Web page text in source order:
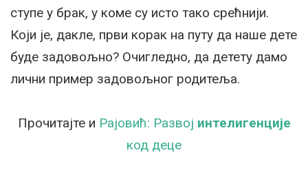
ступе у брак, у коме су исто тако срећнији.
Који је, дакле, први корак на путу да наше дете
буде задовољно? Очигледно, да детету дамо
лични пример задовољног родитеља.
Прочитајте и Рајовић: Развој интелигенције
код деце